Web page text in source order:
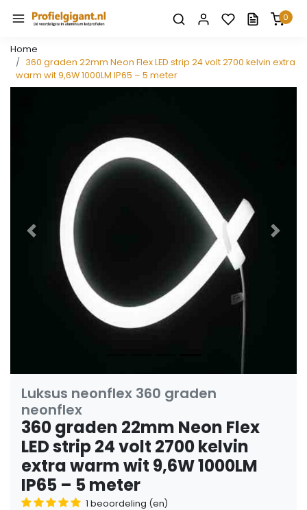
0
Home
360 graden 22mm Neon Flex LED strip 24 volt 2700 kelvin extra
warm wit 9,6W 1000LM IP65 – 5 meter
Vorige
Luksus neonflex 360 graden
neonflex
360 graden 22mm Neon Flex
LED strip 24 volt 2700 kelvin
extra warm wit 9,6W 1000LM
IP65 – 5 meter
1 beoordeling (en)